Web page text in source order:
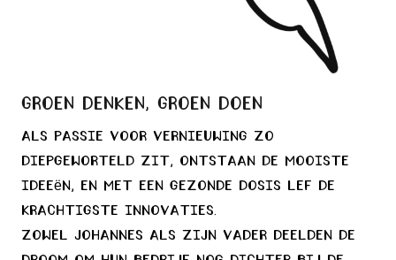
Groen denken, Groen doen
Als passie voor vernieuwing zo
diepgeworteld zit, ontstaan de mooiste
ideeën, En met een gezonde dosis lef de
krachtigste innovaties.
Zowel Johannes als zijn vader deelden de